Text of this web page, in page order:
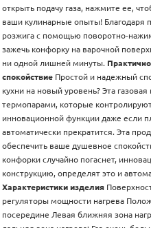
открыть подачу газа, нажмите ее,
ваши кулинарные опыты! Благодаря продуманному контролю нагрева и
розжига с помощью поворотно-
зажечь конфорку на варочной
ни одной лишней минуты.
спокойствие Простой и надежный
кухни на новый уровень? Эта
термопарами, которые
инновационной функции даже если
автоматически прекратится. Эта
обеспечить ваше душевное спокойствие. Если пламя вашей
конфорки случайно погаснет,
конструкцию, определят это и
Характеристики изделия
регуляторы мощности нагрева
посередине Левая ближняя зона